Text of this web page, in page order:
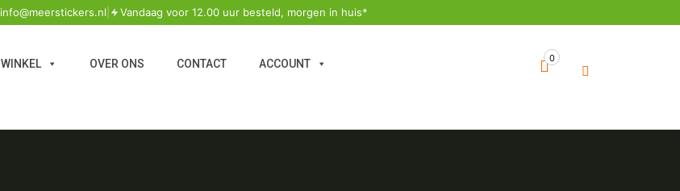
info@meerstickers.nl Vandaag voor 12.00 uur besteld, morgen in huis*
WINKEL OVER ONS CONTACT ACCOUNT 0